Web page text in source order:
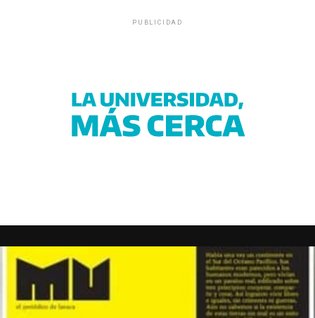
PUBLICIDAD